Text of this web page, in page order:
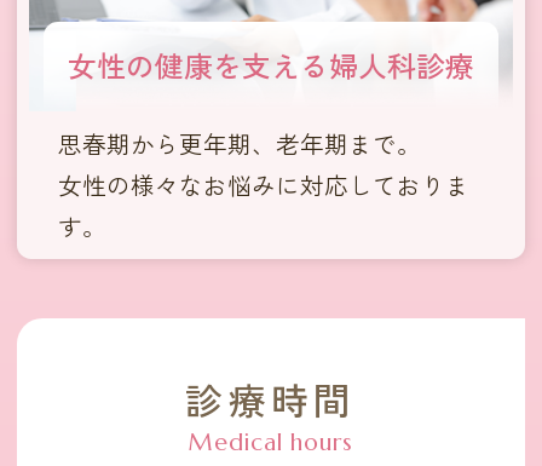
女性の健康を支える婦人科診療
思春期から更年期、老年期まで。
女性の様々なお悩みに対応しておりま
す。
診療時間